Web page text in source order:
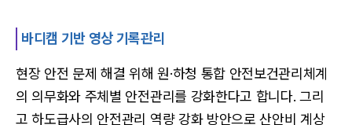
바디캠 기반 영상 기록관리
현장 안전 문제 해결 위해 원·하청 통합 안전보건관리체계
의 의무화와 주체별 안전관리를 강화한다고 합니다. 그리
고 하도급사의 안전관리 역량 강화 방안으로 산안비 계상